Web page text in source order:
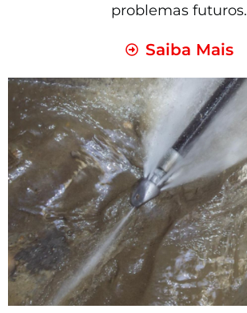
problemas futuros.
Saiba Mais